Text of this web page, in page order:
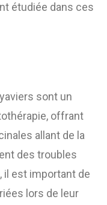
étudiée dans ces
sont un
offrant
allant de la
des troubles
il est important de
lors de leur